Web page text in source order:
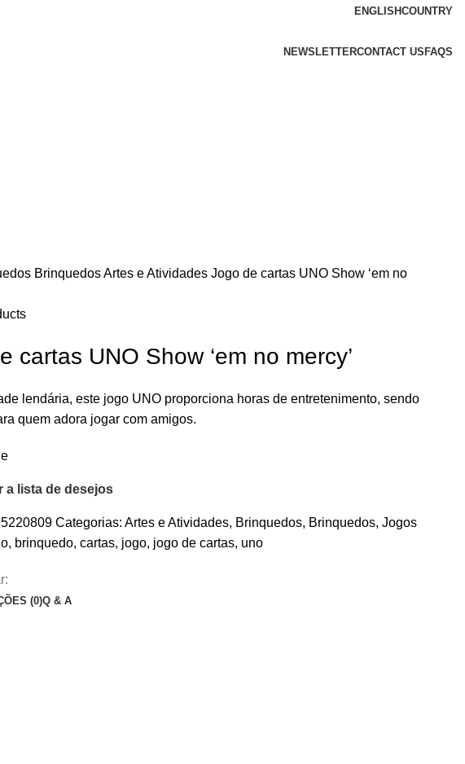
ENGLISHCOUNTRY
NEWSLETTERCONTACT US FAQS
BrinquedosArtes e Atividades Jogo de cartas UNO Show ‘em no
cartas UNO Show ‘em no mercy’
lendária, este jogo UNO proporciona horas de entretenimento, sendo
quem adora jogar com amigos.
a lista de desejos
Categorias: Artes e Atividades, Brinquedos, Brinquedos, Jogos
, brinquedo, cartas, jogo, jogo de cartas, uno
(0)Q & A